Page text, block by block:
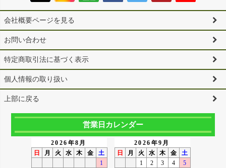
会社概要ページを見る
お問い合わせ
特定商取引法に基づく表示
個人情報の取り扱い
上部に戻る
営業日カレンダー